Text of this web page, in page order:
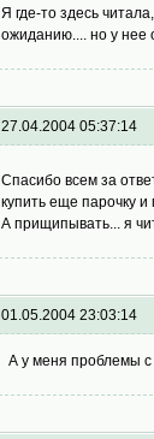
Я где-то здесь
ожиданию.... но у нее
27.04.2004 05:37:14
Спасибо всем за
купить еще парочку
А прищипывать... я
01.05.2004 23:03:14
А у меня проблемы с